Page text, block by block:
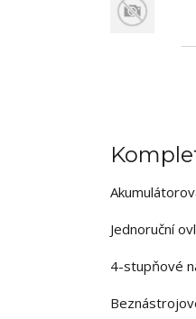
Jednoruční
4-stupňové